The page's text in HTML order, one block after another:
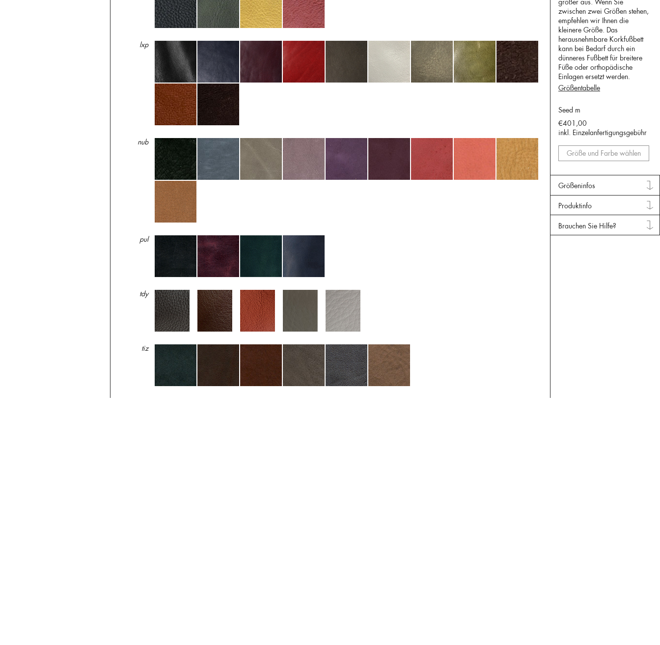
lxp
nub
pul
tdy
tiz
größer aus. Wenn Sie
zwischen zwei Größen stehen,
empfehlen wir Ihnen die
kleinere Größe. Das
herausnehmbare Korkfußbett
kann bei Bedarf durch ein
dünneres Fußbett für breitere
Füße oder orthopädische
Einlagen ersetzt werden.
Größentabelle
Seed m
€401,00
inkl. Einzelanfertigungsgebühr
Größe und Farbe wählen
Größeninfos
Produktinfo
Brauchen Sie Hilfe?